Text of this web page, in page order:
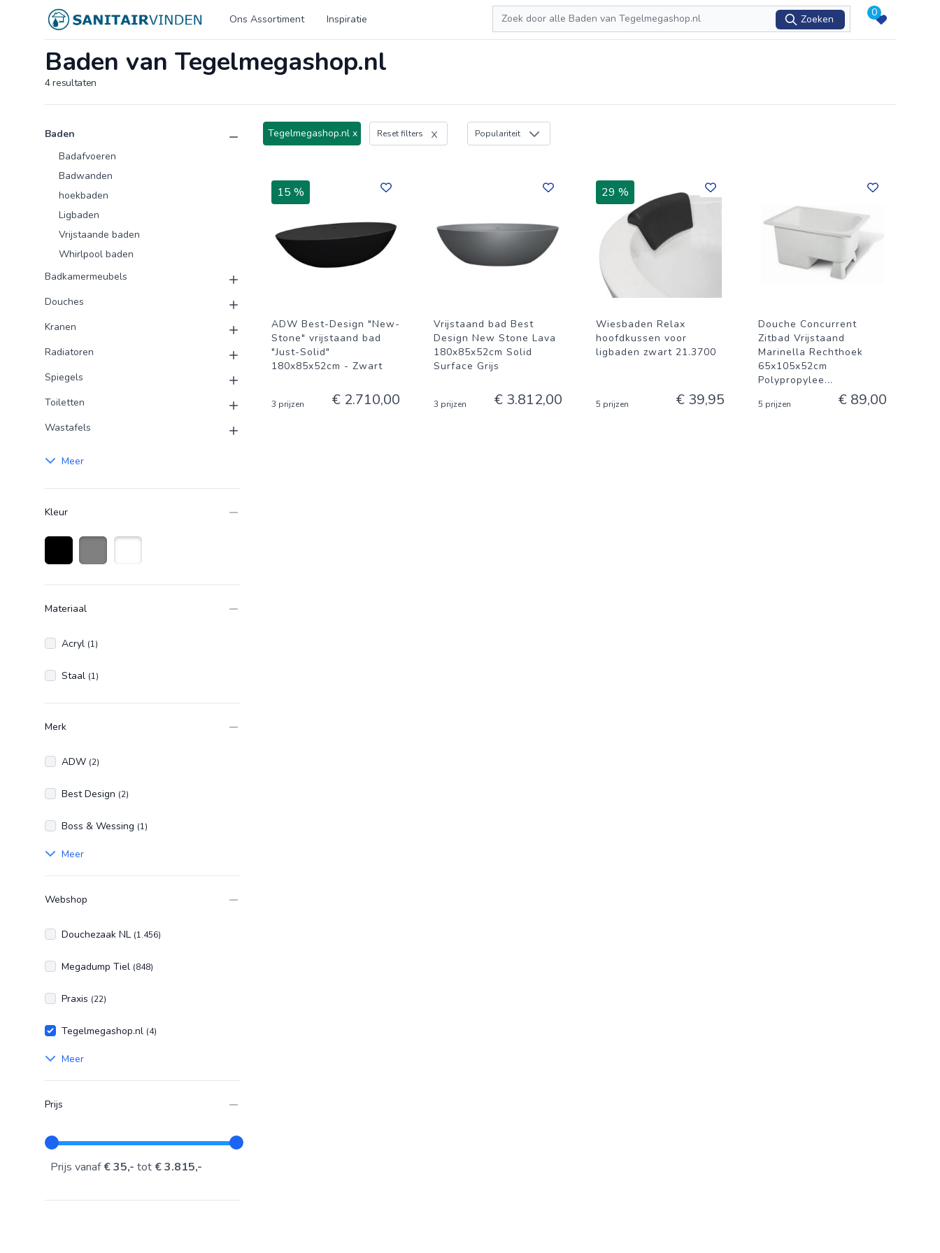
Logo sanitairvinden.nl Ons Assortiment Inspiratie
Zoeken
Zoeken
0
Baden van Tegelmegashop.nl
4resultaten
Producten
Product categorieën
Baden
Badafvoeren
Badwanden
hoekbaden
Ligbaden
Vrijstaande baden
Whirlpool baden
Badkamermeubels
Douches
Kranen
Radiatoren
Spiegels
Toiletten
Wastafels
Meer
Kleur
Materiaal
Acryl (1)
Staal (1)
Merk
ADW (2)
Best Design (2)
Boss & Wessing (1)
Meer
Webshop
Douchezaak NL (1.456)
Megadump Tiel (848)
Praxis (22)
Tegelmegashop.nl (4)
Meer
Prijs
Prijs vanaf€ 35,- tot € 3.815,-
Tegelmegashop.nl x Reset filters Populariteit
15 %
ADW Best-Design "New-
Stone" vrijstaand bad
"Just-Solid"
180x85x52cm - Zwart
3 prijzen € 2.710,00
Vrijstaand bad Best
Design New Stone Lava
180x85x52cm Solid
Surface Grijs
3 prijzen € 3.812,00
29 %
Wiesbaden Relax
hoofdkussen voor
ligbaden zwart 21.3700
5 prijzen € 39,95
Douche Concurrent
Zitbad Vrijstaand
Marinella Rechthoek
65x105x52cm
Polypropylee...
5 prijzen € 89,00